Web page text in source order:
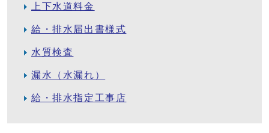
上下水道料金
給・排水届出書様式
水質検査
漏水（水漏れ）
給・排水指定工事店